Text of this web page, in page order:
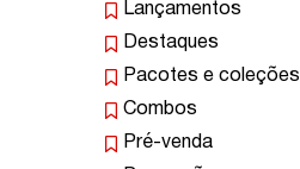
Lançamentos
Destaques
Pacotes e coleções
Combos
Pré-venda